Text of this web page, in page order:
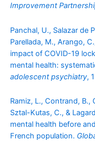
Improvement
Panchal, U., Salazar de
Parellada, M., Arango,
impact of COVID-19
mental health:
adolescent psychiatry,
Ramiz, L., Contrand, B.,
Sztal-Kutas, C., &
mental health before
French population.